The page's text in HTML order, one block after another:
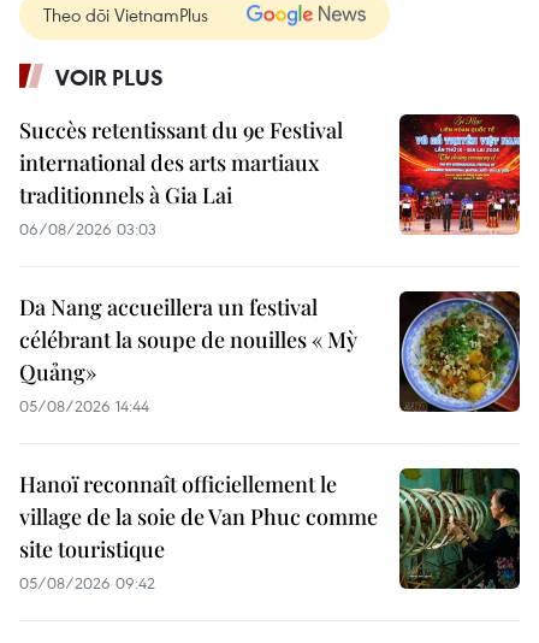
Theo dõi VietnamPlus
VOIR PLUS
Succès retentissant du 9e Festival
international des arts martiaux
traditionnels à Gia Lai
06/08/2026 03:03
Da Nang accueillera un festival
célébrant la soupe de nouilles « Mỳ
Quảng»
05/08/2026 14:44
Hanoï reconnaît officiellement le
village de la soie de Van Phuc comme
site touristique
05/08/2026 09:42